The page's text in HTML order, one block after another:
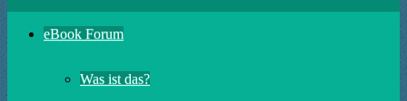
eBook Forum
Was ist das?